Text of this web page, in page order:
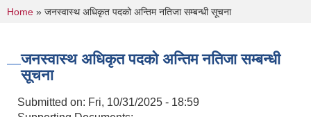
You are here
Home » जनस्वास्थ अधिकृत पदको अन्तिम नतिजा सम्बन्धी सूचना
जनस्वास्थ अधिकृत पदको अन्तिम नतिजा सम्बन्धी
सूचना
Submitted on: Fri, 10/31/2025 - 18:59